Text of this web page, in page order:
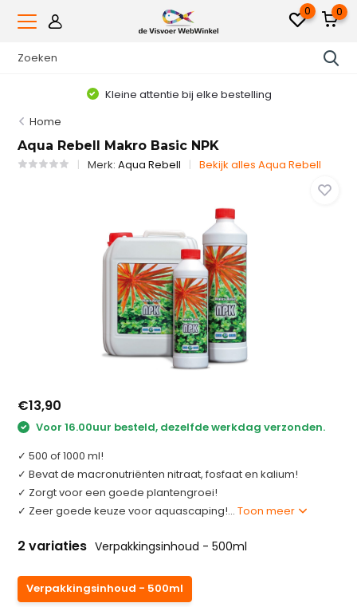
0 0
Kleine attentie bij elke bestelling
Home
Aqua Rebell Makro Basic NPK
Merk:Aqua Rebell Bekijk alles Aqua Rebell
€13,90
Voor 16.00uur besteld, dezelfde werkdag verzonden.
✓ 500 of 1000 ml!
✓ Bevat de macronutriënten nitraat, fosfaat en kalium!
✓ Zorgt voor een goede plantengroei!
✓ Zeer goede keuze voor aquascaping!...Toon meer
2 variaties Verpakkingsinhoud - 500ml
Verpakkingsinhoud - 500ml